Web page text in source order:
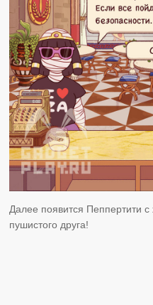
Далее появится Пеппертити
пушистого друга!